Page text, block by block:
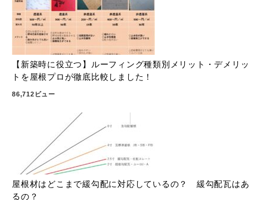
【新築時に役立つ】ルーフィング種類別メリット・デメリッ
トを屋根プロが徹底比較しました！
86,712ビュー
屋根材はどこまで緩勾配に対応しているの？ 緩勾配瓦はあ
るの？